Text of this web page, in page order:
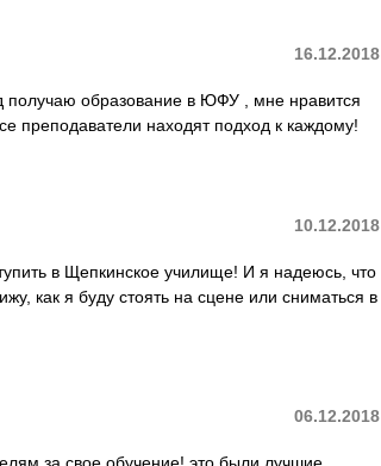
16.12.2018
получаю образование в ЮФУ , мне нравится
преподаватели находят подход к каждому!
10.12.2018
в Щепкинское училище! И я надеюсь, что
как я буду стоять на сцене или сниматься в
06.12.2018
за свое обучение! это были лучшие